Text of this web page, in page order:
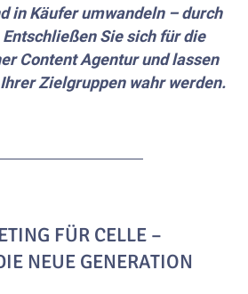
in Käufer umwandeln – durch
Sie sich für die
Content Agentur und lassen
Zielgruppen wahr werden.
FÜR CELLE –
NEUE GENERATION